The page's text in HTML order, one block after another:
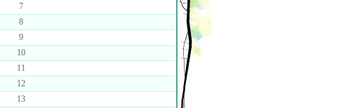
7
8
9
10
11
12
13